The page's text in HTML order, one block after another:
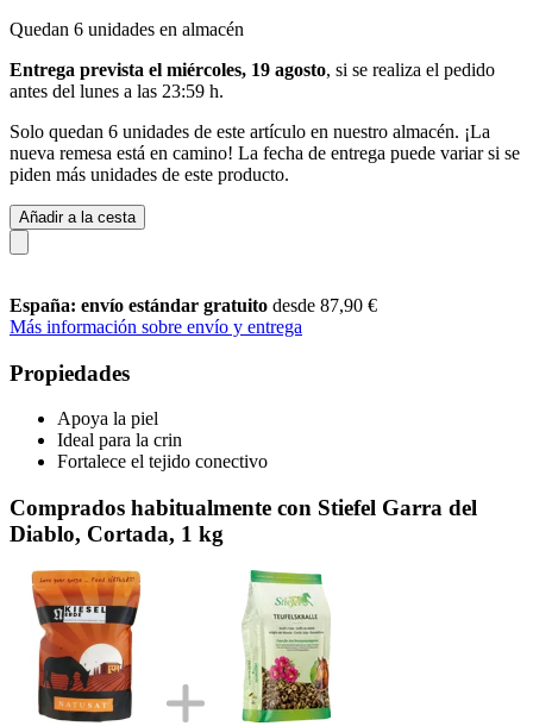
Quedan 6 unidades en almacén
Entrega prevista el miércoles, 19 agosto, si se realiza el pedido
antes del lunes a las 23:59 h.
Solo quedan 6 unidades de este artículo en nuestro almacén. ¡La
nueva remesa está en camino! La fecha de entrega puede variar si se
piden más unidades de este producto.
Añadir a la cesta
España: envío estándar gratuito desde 87,90 €
Más información sobre envío y entrega
Propiedades
Apoya la piel
Ideal para la crin
Fortalece el tejido conectivo
Comprados habitualmente con Stiefel Garra del
Diablo, Cortada, 1 kg